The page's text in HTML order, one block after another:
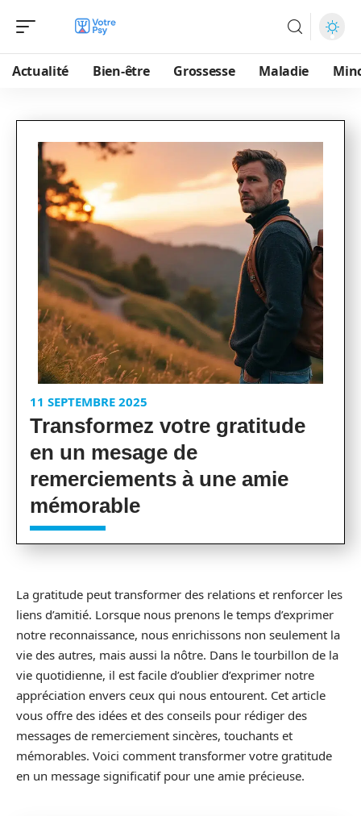
Actualité Bien-être Grossesse Maladie
11 SEPTEMBRE 2025
Transformez votre gratitude
en un mesage de
remerciements à une amie
mémorable
La gratitude peut transformer des relations et renforcer les
liens d’amitié. Lorsque nous prenons le temps d’exprimer
notre reconnaissance, nous enrichissons non seulement la
vie des autres, mais aussi la nôtre. Dans le tourbillon de la
vie quotidienne, il est facile d’oublier d’exprimer notre
appréciation envers ceux qui nous entourent. Cet article
vous offre des idées et des conseils pour rédiger des
messages de remerciement sincères, touchants et
mémorables. Voici comment transformer votre gratitude
en un message significatif pour une amie précieuse.